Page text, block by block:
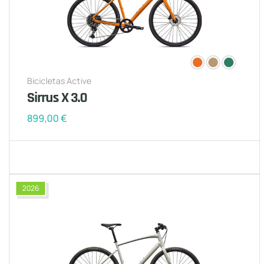
Bicicletas Active
Sirrus X 3.0
899,00€
2026